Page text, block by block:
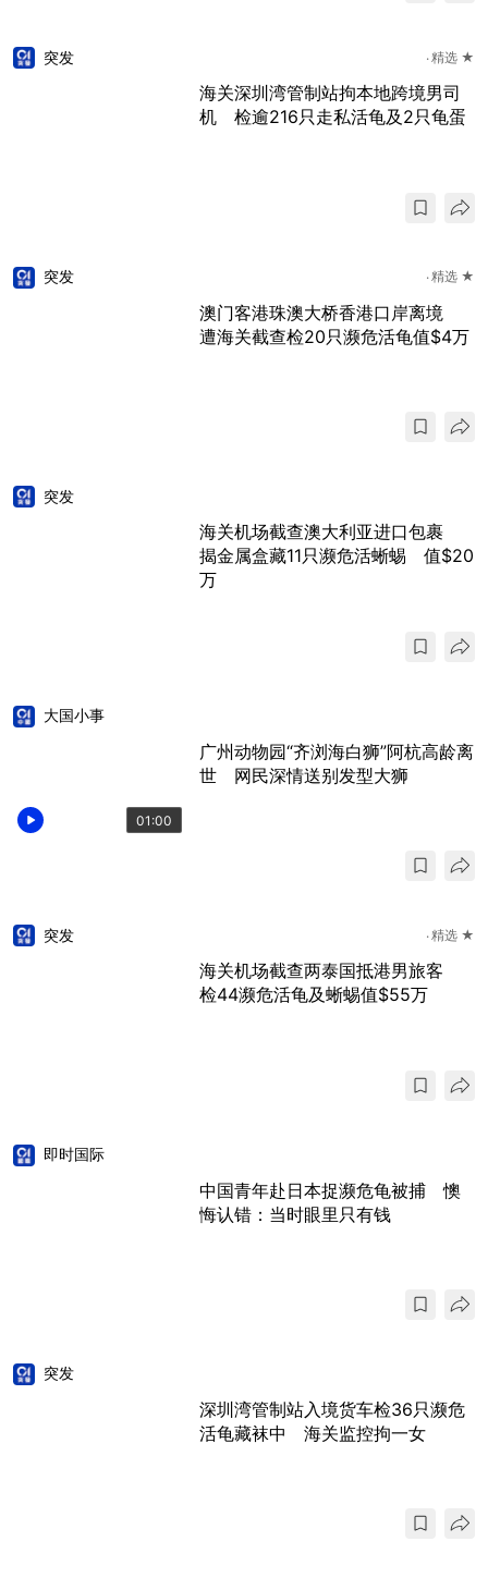
突发 精选 ★
海关深圳湾管制站拘本地跨境男司
机 检逾216只走私活龟及2只龟蛋
突发 精选 ★
澳门客港珠澳大桥香港口岸离境
遭海关截查检20只濒危活龟值$4万
突发
海关机场截查澳大利亚进口包裹
揭金属盒藏11只濒危活蜥蜴 值$20
万
01:00
大国小事
广州动物园“齐浏海白狮”阿杭高龄离
世 网民深情送别发型大狮
突发 精选 ★
海关机场截查两泰国抵港男旅客
检44濒危活龟及蜥蜴值$55万
即时国际
中国青年赴日本捉濒危龟被捕 懊
悔认错：当时眼里只有钱
突发
深圳湾管制站入境货车检36只濒危
活龟藏袜中 海关监控拘一女